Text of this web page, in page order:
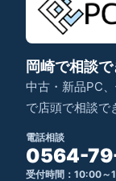
岡崎で相談
中古・新品PC
で店頭で相談で
電話相談
0564-
受付時間：10:00～